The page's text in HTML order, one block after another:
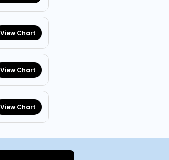
View Chart
View Chart
View Chart